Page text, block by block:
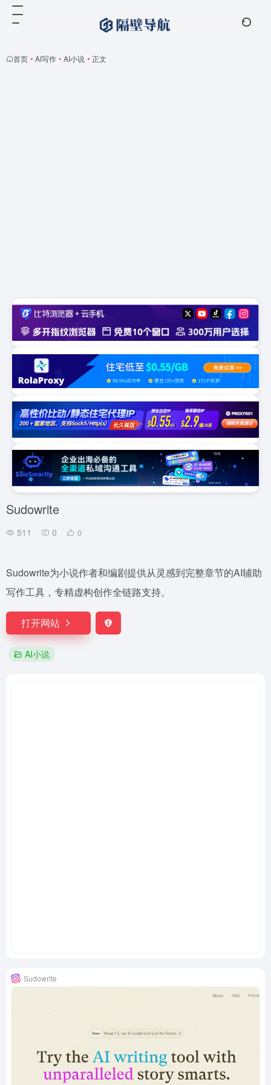
首页 • AI写作 • AI小说 • 正文
Sudowrite
511 0 0
Sudowrite为小说作者和编剧提供从灵感到完整章节的AI辅助
写作工具，专精虚构创作全链路支持。
打开网站
AI小说
Sudowrite